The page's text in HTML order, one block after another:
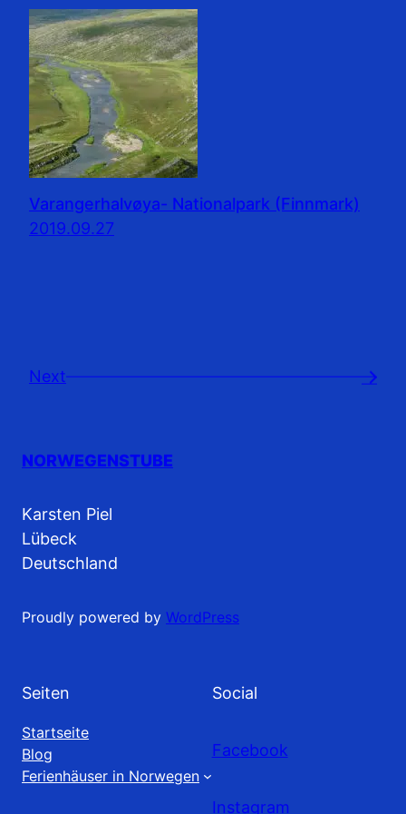
Varangerhalvøya- Nationalpark (Finnmark)
2019.09.27
Next →
NORWEGENSTUBE
Karsten Piel
Lübeck
Deutschland
Proudly powered by WordPress
Seiten
Startseite
Blog
Ferienhäuser in Norwegen
Social
Facebook
Instagram